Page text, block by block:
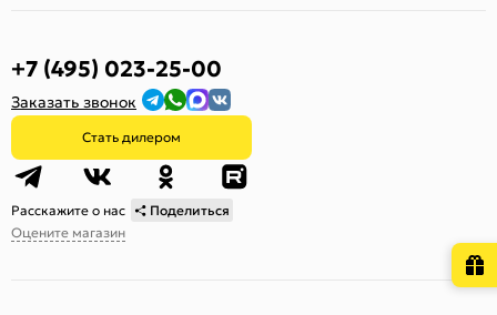
+7 (495) 023-25-00
Заказать звонок
Стать дилером
Расскажите о нас
Поделиться
Оцените магазин